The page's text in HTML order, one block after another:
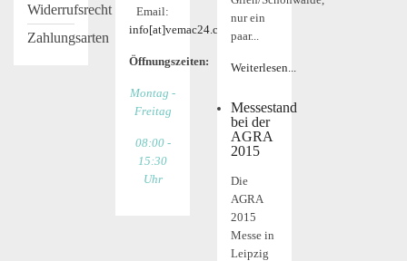
Widerrufsrecht
Zahlungsarten
Email:
info[at]vemac24.com
Öffnungszeiten:
Montag -
Freitag
08:00 -
15:30
Uhr
nur ein
paar...
Weiterlesen...
Messestand
bei der
AGRA
2015
Die
AGRA
2015
Messe in
Leipzig